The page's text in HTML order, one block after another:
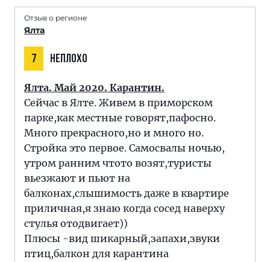
Отзыв о регионе
Ялта
7 НЕПЛОХО
Ялта. Май 2020. Карантин.
Сейчас в Ялте. Живем в приморском
парке,как местные говорят,пафосно.
Много прекрасного,но и много но.
Стройка это первое. Самосвалы ночью,
утром ранним чтото возят,туристы
вьезжают и пьют на
балконах,слышимость даже в квартире
приличная,я знаю когда сосед наверху
стулья отодвигает))
Плюсы -вид шикарный,запахи,звуки
птиц,балкон для карантина